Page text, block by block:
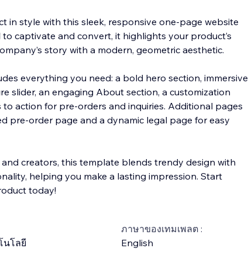
in style with this sleek, responsive one-page website
captivate and convert, it highlights your product’s
story with a modern, geometric aesthetic.
everything you need: a bold hero section, immersive
slider, an engaging About section, a customization
to action for pre-orders and inquiries. Additional pages
pre-order page and a dynamic legal page for easy
creators, this template blends trendy design with
helping you make a lasting impression. Start
today!
นโลยี
ภาษาของเทมเพลต :
English